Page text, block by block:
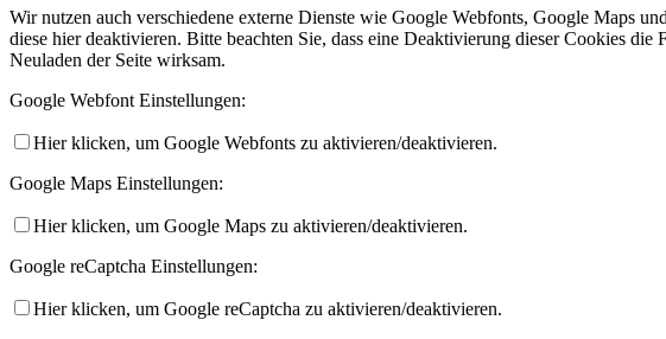
Wir nutzen auch verschiedene externe Dienste wie Google Webfonts, Google Maps
diese hier deaktivieren. Bitte beachten Sie, dass eine Deaktivierung dieser Cookies
Neuladen der Seite wirksam.
Google Webfont Einstellungen:
Hier klicken, um Google Webfonts zu aktivieren/deaktivieren.
Google Maps Einstellungen:
Hier klicken, um Google Maps zu aktivieren/deaktivieren.
Google reCaptcha Einstellungen:
Hier klicken, um Google reCaptcha zu aktivieren/deaktivieren.